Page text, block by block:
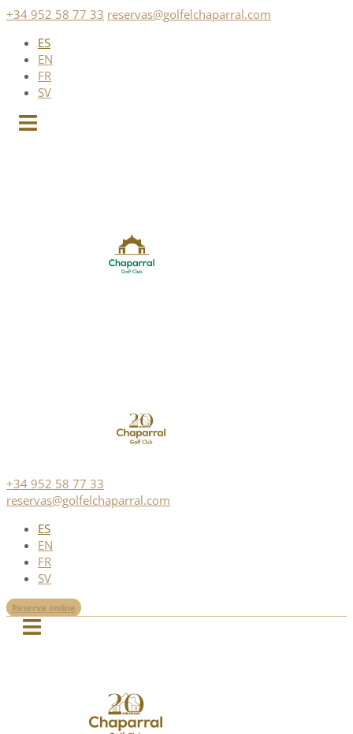
Saltar
contenido
+34 952 58 77 33 reservas@golfelchaparral.com
ES
EN
FR
SV
+34 952 58 77 33
reservas@golfelchaparral.com
ES
EN
FR
SV
Reserva online